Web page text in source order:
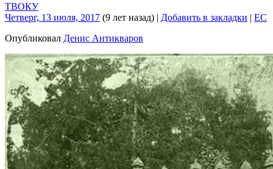
ТВОКУ
Четверг, 13 июля, 2017 (9 лет назад) | Добавить в закладки | EC
Опубликовал Денис Антикваров